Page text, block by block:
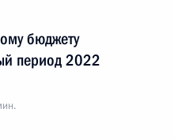
бюджету
период 2022